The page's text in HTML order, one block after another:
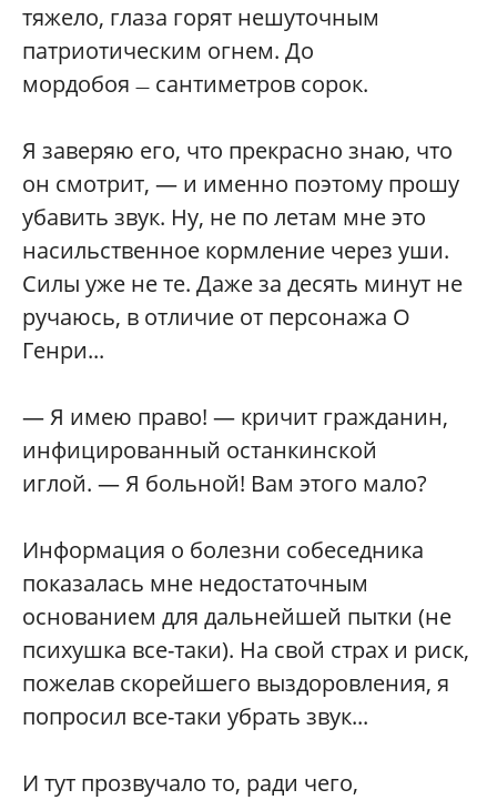
тяжело, глаза горят нешуточным
патриотическим огнем. До
мордобоя — сантиметров сорок.
Я заверяю его, что прекрасно знаю, что
он смотрит, — и именно поэтому прошу
убавить звук. Ну, не по летам мне это
насильственное кормление через уши.
Силы уже не те. Даже за десять минут не
ручаюсь, в отличие от персонажа О
Генри...
— Я имею право! — кричит гражданин,
инфицированный останкинской
иглой. — Я больной! Вам этого мало?
Информация о болезни собеседника
показалась мне недостаточным
основанием для дальнейшей пытки (не
психушка все-таки). На свой страх и риск,
пожелав скорейшего выздоровления, я
попросил все-таки убрать звук...
И тут прозвучало то, ради чего,